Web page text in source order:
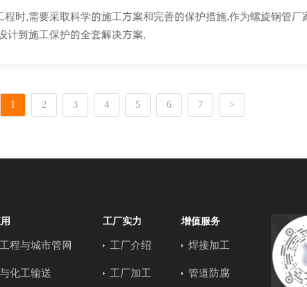
时,需要采取科学的施工方案和完善的保护措施,作为螺旋钢管厂
计到施工保护的全套解决方案,
1 2 3 4 5 6 7 >
程与城市管网
化工输送
工厂实力
工厂介绍
工厂加工
增值服务
焊接加工
管道防腐